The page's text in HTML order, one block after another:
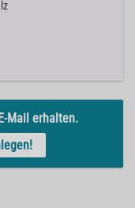
Mail erhalten.